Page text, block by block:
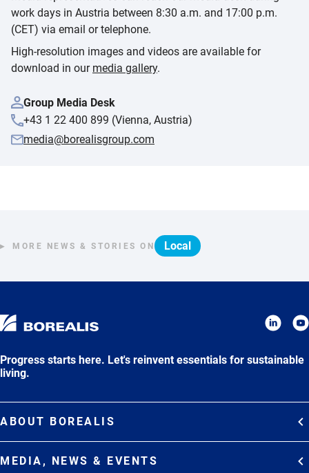
work days in Austria between 8:30 a.m. and 17:00 p.m.
(CET) via email or telephone.
High-resolution images and videos are available for
download in our media gallery.
Group Media Desk
+43 1 22 400 899 (Vienna, Austria)
media@borealisgroup.com
MORE NEWS & STORIES ON Local
Progress starts here. Let's reinvent essentials for sustainable
living.
ABOUT BOREALIS
MEDIA, NEWS & EVENTS